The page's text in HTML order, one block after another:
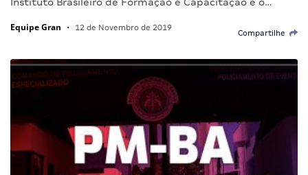
Equipe Gran • 12 de Novembro de 2019
Compartilhe